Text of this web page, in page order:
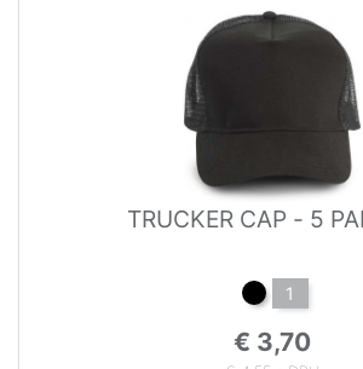
TRUCKER CAP - 5
1
€ 3,70